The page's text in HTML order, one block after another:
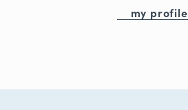
my profile